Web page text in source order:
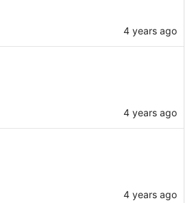
4 years ago
4 years ago
4 years ago